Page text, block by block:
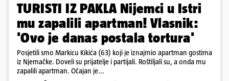
TURISTI IZ PAKLA Nijemci u Istri
mu zapalili apartman! Vlasnik:
'Ovo je danas postala tortura'
Posjetili smo Markicu Kikića (63) koji je iznajmio apartman gostima
iz Njemačke. Doveli su prijatelje i partijali. Roštiljali su, a onda mu
zapalili apartman. Očajan je...